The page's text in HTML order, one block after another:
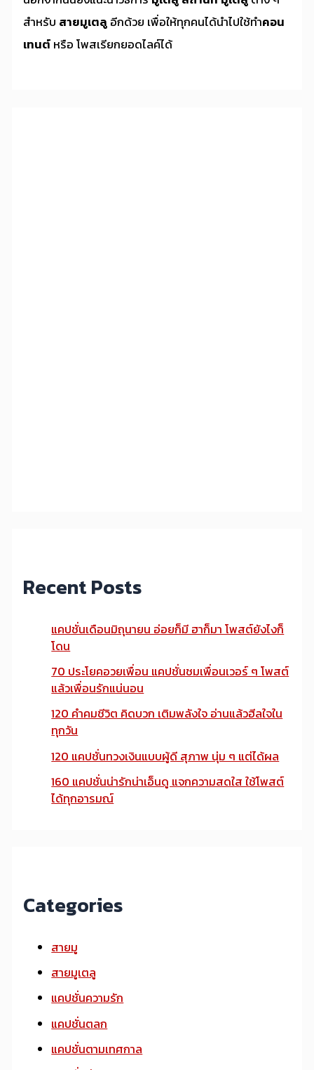
สำหรับ สายมูเตลู อีกด้วย เพื่อให้ทุกคนได้นำไปใช้ทำคอน
เทนต์ หรือ โพสเรียกยอดไลค์ได้
Recent Posts
แคปชั่นเดือนมิถุนายน อ่อยก็มี ฮาก็มา โพสต์ยังไงก็
โดน
70 ประโยคอวยเพื่อน แคปชั่นชมเพื่อนเวอร์ ๆ โพสต์
แล้วเพื่อนรักแน่นอน
120 คำคมชีวิต คิดบวก เติมพลังใจ อ่านแล้วฮีลใจใน
ทุกวัน
120 แคปชั่นทวงเงินแบบผู้ดี สุภาพ นุ่ม ๆ แต่ได้ผล
160 แคปชั่นน่ารักน่าเอ็นดู แจกความสดใส ใช้โพสต์
ได้ทุกอารมณ์
Categories
สายมู
สายมูเตลู
แคปชั่นความรัก
แคปชั่นตลก
แคปชั่นตามเทศกาล